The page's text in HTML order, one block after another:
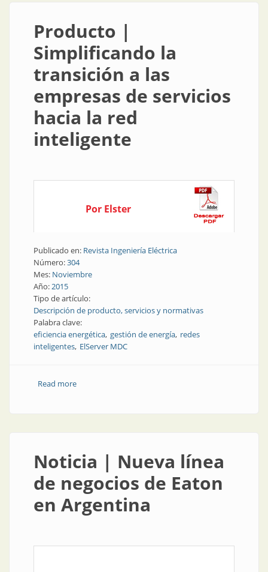
Producto |
Simplificando la
transición a las
empresas de servicios
hacia la red
inteligente
Por Elster
Publicado en: Revista Ingeniería Eléctrica
Número:304
Mes: Noviembre
Año:2015
Tipo de artículo:
Descripción de producto, servicios y normativas
Palabra clave:
eficiencia energética gestión de energía redes
inteligentes ElServer MDC
Read moreabout Producto | Simplificando la transición a las
Noticia | Nueva línea
de negocios de Eaton
en Argentina